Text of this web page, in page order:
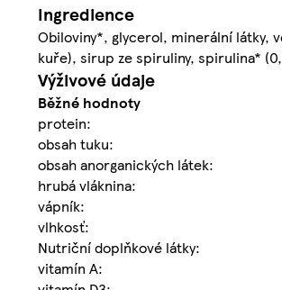
Ingredience
Obiloviny*, glycerol, minerální látky,
kuře), sirup ze spiruliny, spirulina*
Výživové údaje
Běžné hodnoty
protein:
obsah tuku:
obsah anorganických látek:
hrubá vláknina:
vápník:
vlhkosť:
Nutriční doplňkové látky:
vitamín A: